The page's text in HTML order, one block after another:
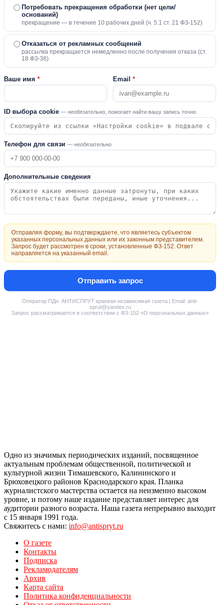
Потребовать прекращения обработки (нет цели/
оснований)
прекращение — в течение 10 рабочих дней (ч. 5.1 ст. 21 ФЗ-152)
Отказаться от рекламных сообщений
рассылка прекращается немедленно после получения отказа (ст.
18 ФЗ-38)
Ваше имя * Email *
ID выбора cookie — необязательно, помогает найти вашу запись точно
Телефон для связи — необязательно
Дополнительные сведения
Отправляя форму, вы подтверждаете, что являетесь субъектом
указанных персональных данных или их законным представителем.
Запрос будет рассмотрен в сроки, установленные ФЗ-152. Ответ
направляется на указанный email.
Отправить запрос
Оператор ПДн: АНТИСПРУТ краевая независимая газета | Email: anti-
sprut@yandex.ru
Запрос рассматривается в соответствии с ФЗ-152 «О персональных данных»
Одно из значимых периодических изданий, посвященное
актуальным проблемам общественной, политической и
культурной жизни Тимашевского, Калининского и
Брюховецкого районов Краснодарского края. Планка
журналистского мастерства остается на неизменно высоком
уровне, и потому наше издание представляет интерес для
аудитории разного возраста. Наша газета непрерывно выходит
с 15 января 1991 года.
Свяжитесь с нами: info@antispryt.ru
О газете
Контакты
Подписка
Рекламодателям
Архив
Карта сайта
Политика конфиденциальности